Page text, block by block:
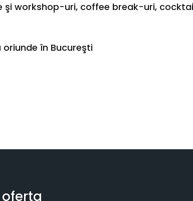
şi workshop-uri, coffee break-uri,
în Bucureşti